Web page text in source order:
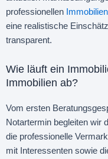
professionellen
eine realistische
transparent.
Wie läuft ein
Immobilien ab?
Vom ersten
Notartermin begleiten wir
die professionelle
mit Interessenten sowie